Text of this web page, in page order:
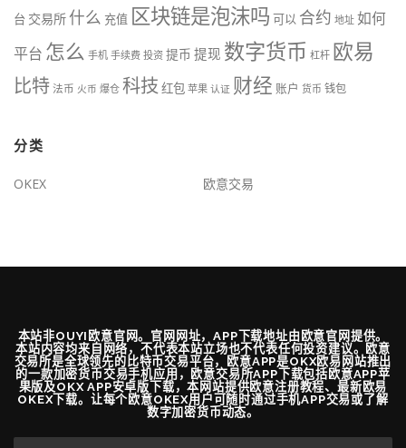
台 交易所 什么 充值 区块链是泡沫吗 可以 合约 地址 如何
平台 怎么 手机 手续费 投资 提币 提现 数字货币 杠杆 欧易
比特法币 火币 爆仓 科技 红包 苹果 认证 财经 账户 货币 钱包
分类
OKEX 欧意交易
本站非OUYI欧意官网。官网网址，APP下载地址由欧意官网提供。
本站内容均来自网络，不代表本站立场也不代表任何投资建议。欧意
交易所是全球领先的比特币交易平台，欧意APP是OKX欧易网站推出
的一款加密货币交易手机应用，欧意交易所APP下载包括欧意APP苹
果版及OKX APP安卓版下载，本网站提供欧意注册教程、最新欧易
OKEX下载。让每个欧意OKEX用户可随时通过手机APP交易或了解
数字加密货币动态。